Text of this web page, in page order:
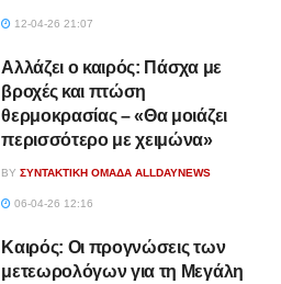
12-04-26 21:07
Αλλάζει ο καιρός: Πάσχα με
βροχές και πτώση
θερμοκρασίας – «Θα μοιάζει
περισσότερο με χειμώνα»
BY ΣΥΝΤΑΚΤΙΚΉ ΟΜΆΔΑ ALLDAYNEWS
06-04-26 12:16
Καιρός: Οι προγνώσεις των
μετεωρολόγων για τη Μεγάλη